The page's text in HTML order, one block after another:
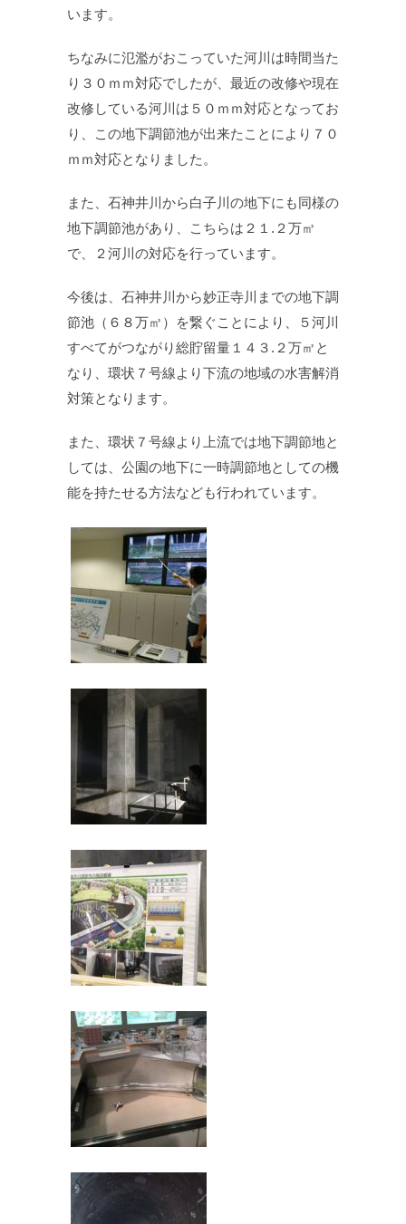
います。
ちなみに氾濫がおこっていた河川は時間当た
り３０ｍｍ対応でしたが、最近の改修や現在
改修している河川は５０ｍｍ対応となってお
り、この地下調節池が出来たことにより７０
ｍｍ対応となりました。
また、石神井川から白子川の地下にも同様の
地下調節池があり、こちらは２１.２万㎥
で、２河川の対応を行っています。
今後は、石神井川から妙正寺川までの地下調
節池（６８万㎥）を繋ぐことにより、５河川
すべてがつながり総貯留量１４３.２万㎥と
なり、環状７号線より下流の地域の水害解消
対策となります。
また、環状７号線より上流では地下調節地と
しては、公園の地下に一時調節地としての機
能を持たせる方法なども行われています。